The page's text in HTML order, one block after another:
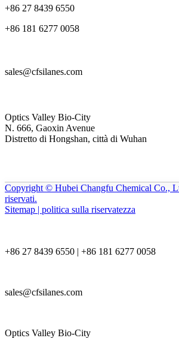
+86 27 8439 6550
+86 181 6277 0058
sales@cfsilanes.com
Optics Valley Bio-City
N. 666, Gaoxin Avenue
Distretto di Hongshan, città di Wuhan
Copyright © Hubei Changfu Chemical Co.,
riservati.
Sitemap | politica sulla riservatezza
+86 27 8439 6550 | +86 181 6277 0058
sales@cfsilanes.com
Optics Valley Bio-City